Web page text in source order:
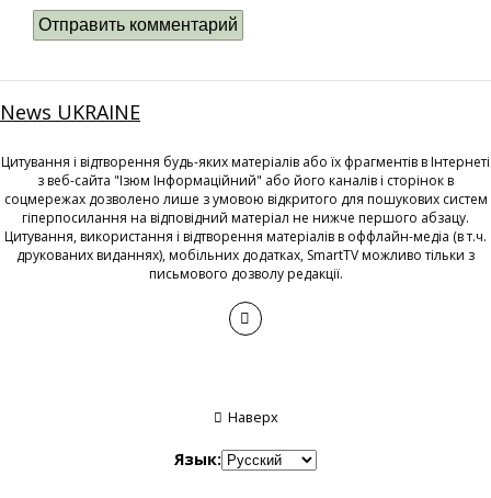
News UKRAINE
Цитування і відтворення будь-яких матеріалів або їх фрагментів в Інтернеті
з веб-сайта "Ізюм Інформаційний" або його каналів і сторінок в
соцмережах дозволено лише з умовою відкритого для пошукових систем
гіперпосилання на відповідний матеріал не нижче першого абзацу.
Цитування, використання і відтворення матеріалів в оффлайн-медіа (в т.ч.
друкованих виданнях), мобільних додатках, SmartTV можливо тільки з
письмового дозволу редакції.
Наверх
Язык: